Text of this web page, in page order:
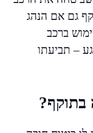
גם אם הנהג
ברכב
– תביעתו
בתוקף?